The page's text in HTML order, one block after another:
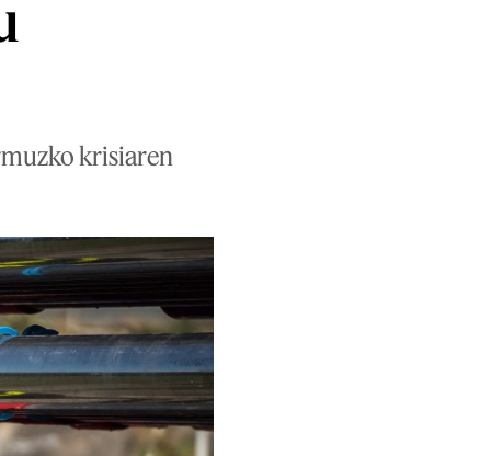
krisiaren